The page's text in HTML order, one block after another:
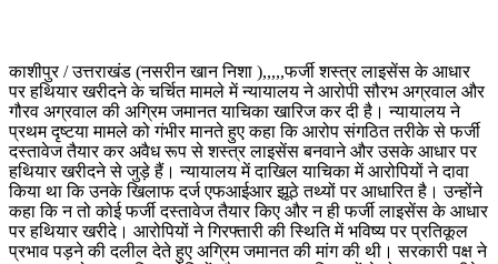
काशीपुर / उत्तराखंड (नसरीन खान निशा ),,,,,फर्जी शस्त्र लाइसेंस के आधार
पर हथियार खरीदने के चर्चित मामले में न्यायालय ने आरोपी सौरभ अग्रवाल और
गौरव अग्रवाल की अग्रिम जमानत याचिका खारिज कर दी है। न्यायालय ने
प्रथम दृष्टया मामले को गंभीर मानते हुए कहा कि आरोप संगठित तरीके से फर्जी
दस्तावेज तैयार कर अवैध रूप से शस्त्र लाइसेंस बनवाने और उसके आधार पर
हथियार खरीदने से जुड़े हैं। न्यायालय में दाखिल याचिका में आरोपियों ने दावा
किया था कि उनके खिलाफ दर्ज एफआईआर झूठे तथ्यों पर आधारित है। उन्होंने
कहा कि न तो कोई फर्जी दस्तावेज तैयार किए और न ही फर्जी लाइसेंस के आधार
पर हथियार खरीदे। आरोपियों ने गिरफ्तारी की स्थिति में भविष्य पर प्रतिकूल
प्रभाव पड़ने की दलील देते हुए अग्रिम जमानत की मांग की थी। सरकारी पक्ष ने